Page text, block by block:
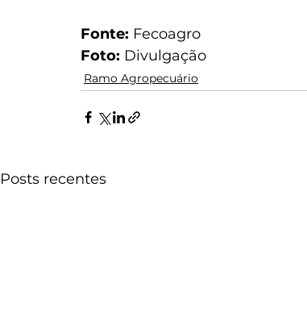
Fonte: Fecoagro
Foto: Divulgação
Ramo Agropecuário
Posts recentes